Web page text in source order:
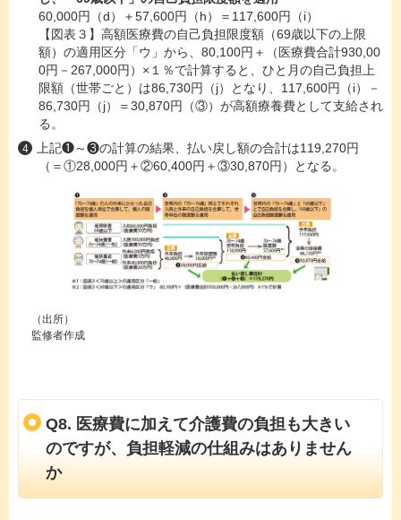
60,000円（d）＋57,600円（h）＝117,600円（i）
【図表３】高額医療費の自己負担限度額（69歳以下の上限
額）の適用区分「ウ」から、80,100円＋（医療費合計930,00
0円－267,000円）×１％で計算すると、ひと月の自己負担上
限額（世帯ごと）は86,730円（j）となり、117,600円（i）－
86,730円（j）＝30,870円（③）が高額療養費として支給され
る。
上記❶～❸の計算の結果、払い戻し額の合計は119,270円
（＝①28,000円＋②60,400円＋③30,870円）となる。
（出所）
監修者作成
Q8. 医療費に加えて介護費の負担も大きい
のですが、負担軽減の仕組みはありません
か